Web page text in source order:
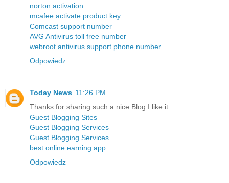
norton activation
mcafee activate product key
Comcast support number
AVG Antivirus toll free number
webroot antivirus support phone number
Odpowiedz
Today News 11:26 PM
Thanks for sharing such a nice Blog.I like it
Guest Blogging Sites
Guest Blogging Services
Guest Blogging Services
best online earning app
Odpowiedz